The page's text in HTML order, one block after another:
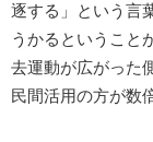
逐する」という言
うかるということ
去運動が広がった
民間活用の方が数